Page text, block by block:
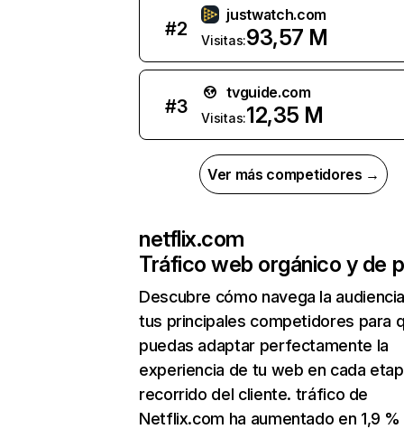
#2
justwatch.com
Visitas:93,57 M
#3
tvguide.com
Visitas:12,35 M
Ver más competidores →
netflix.com
Tráfico web orgánico y de
Descubre cómo navega la
tus principales competidores para
puedas adaptar perfectamente la
experiencia de tu web en cada
recorrido del cliente. tráfico de
Netflix.com ha aumentado en 1,9